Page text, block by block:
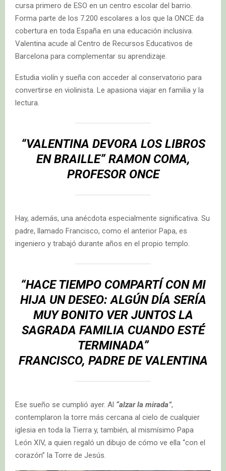
cursa primero de ESO en un centro escolar del barrio.
Forma parte de los 7.200 escolares a los que la ONCE da
cobertura en toda España en una educación inclusiva.
Valentina acude al Centro de Recursos Educativos de
Barcelona para complementar su aprendizaje.
Estudia violín y sueña con acceder al conservatorio para
convertirse en violinista. Le apasiona viajar en familia y la
lectura.
“VALENTINA DEVORA LOS LIBROS
EN BRAILLE” RAMON COMA,
PROFESOR ONCE
Hay, además, una anécdota especialmente significativa. Su
padre, llamado Francisco, como el anterior Papa, es
ingeniero y trabajó durante años en el propio templo.
“HACE TIEMPO COMPARTÍ CON MI
HIJA UN DESEO: ALGÚN DÍA SERÍA
MUY BONITO VER JUNTOS LA
SAGRADA FAMILIA CUANDO ESTÉ
TERMINADA”
FRANCISCO, PADRE DE VALENTINA
Ese sueño se cumplió ayer. Al “alzar la mirada”,
contemplaron la torre más cercana al cielo de cualquier
iglesia en toda la Tierra y, también, al mismísimo Papa
León XIV, a quien regaló un dibujo de cómo ve ella “con el
corazón” la Torre de Jesús.